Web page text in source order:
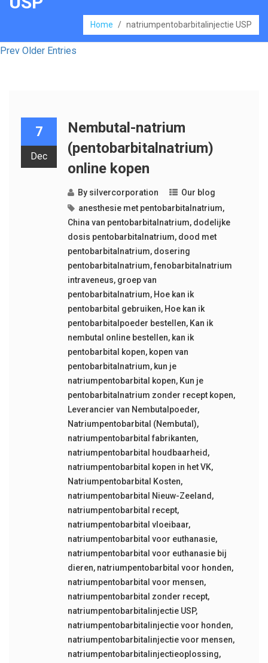
Home / natriumpentobarbitalinjectie USP
Prev Older Entries
7
Dec
Nembutal-natrium
(pentobarbitalnatrium)
online kopen
By silvercorporation
Our blog
anesthesie met pentobarbitalnatrium,
China van pentobarbitalnatrium, dodelijke
dosis pentobarbitalnatrium, dood met
pentobarbitalnatrium, dosering
pentobarbitalnatrium,fenobarbitalnatrium
intraveneus, groep van
pentobarbitalnatrium, Hoe kan ik
pentobarbital gebruiken, Hoe kan ik
pentobarbitalpoeder bestellen, Kan ik
nembutal online bestellen, kan ik
pentobarbital kopen, kopen van
pentobarbitalnatrium, kun je
natriumpentobarbital kopen, Kun je
pentobarbitalnatrium zonder recept kopen,
Leverancier van Nembutalpoeder,
Natriumpentobarbital (Nembutal),
natriumpentobarbital fabrikanten,
natriumpentobarbital houdbaarheid ,
natriumpentobarbital kopen in het VK,
Natriumpentobarbital Kosten,
natriumpentobarbital Nieuw-Zeeland ,
natriumpentobarbital recept,
natriumpentobarbital vloeibaar,
natriumpentobarbital voor euthanasie,
natriumpentobarbital voor euthanasie bij
dieren, natriumpentobarbital voor honden,
natriumpentobarbital voor mensen,
natriumpentobarbital zonder recept,
natriumpentobarbitalinjectie USP,
natriumpentobarbitalinjectie voor honden,
natriumpentobarbitalinjectie voor mensen,
natriumpentobarbitalinjectieoplossing,